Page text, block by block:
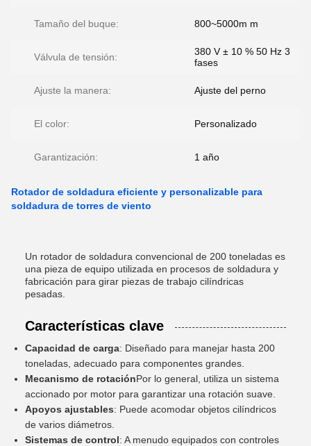
Tamaño del buque: 800~5000m m
Válvula de tensión:
380 V ± 10 % 50 Hz 3
fases
Ajuste la manera: Ajuste del perno
El color: Personalizado
Garantización: 1 año
Rotador de soldadura eficiente y personalizable para
soldadura de torres de viento
Un rotador de soldadura convencional de 200 toneladas es
una pieza de equipo utilizada en procesos de soldadura y
fabricación para girar piezas de trabajo cilíndricas
pesadas.
Características clave
Capacidad de carga: Diseñado para manejar hasta 200
toneladas, adecuado para componentes grandes.
Mecanismo de rotaciónPor lo general, utiliza un sistema
accionado por motor para garantizar una rotación suave.
Apoyos ajustables: Puede acomodar objetos cilíndricos
de varios diámetros.
Sistemas de control: A menudo equipados con controles